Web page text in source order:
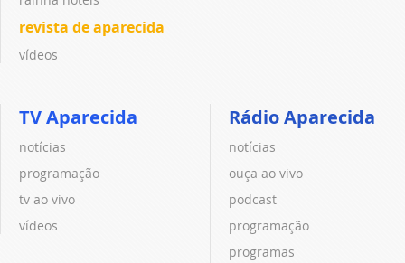
revista de aparecida
vídeos
TV Aparecida
notícias
programação
tv ao vivo
vídeos
Rádio Aparecida
notícias
ouça ao vivo
podcast
programação
programas